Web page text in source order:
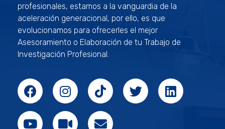
profesionales, estamos a la vanguardia de la
aceleración generacional, por ello, es que
evolucionamos para ofrecerles el mejor
Asesoramiento o Elaboración de tu Trabajo de
Investigación Profesional.